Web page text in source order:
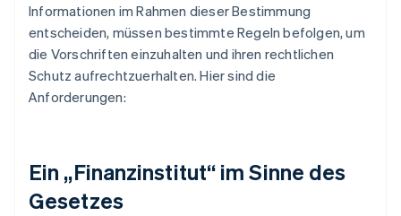
Informationen im Rahmen dieser Bestimmung
entscheiden, müssen bestimmte Regeln befolgen, um
die Vorschriften einzuhalten und ihren rechtlichen
Schutz aufrechtzuerhalten. Hier sind die
Anforderungen:
Ein „Finanzinstitut“ im Sinne des
Gesetzes